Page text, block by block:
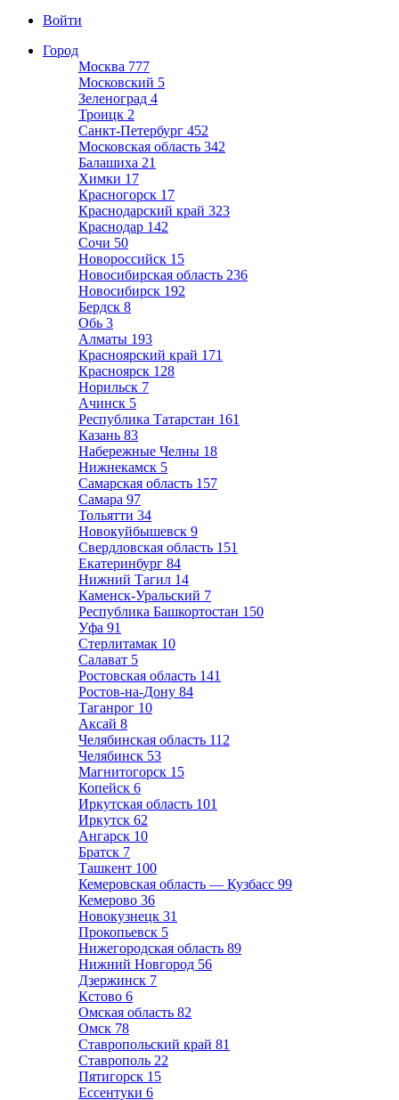
Войти
Город
Москва 777
Московский 5
Зеленоград 4
Троицк 2
Санкт-Петербург 452
Московская область 342
Балашиха 21
Химки 17
Красногорск 17
Краснодарский край 323
Краснодар 142
Сочи 50
Новороссийск 15
Новосибирская область 236
Новосибирск 192
Бердск 8
Обь 3
Алматы 193
Красноярский край 171
Красноярск 128
Норильск 7
Ачинск 5
Республика Татарстан 161
Казань 83
Набережные Челны 18
Нижнекамск 5
Самарская область 157
Самара 97
Тольятти 34
Новокуйбышевск 9
Свердловская область 151
Екатеринбург 84
Нижний Тагил 14
Каменск-Уральский 7
Республика Башкортостан 150
Уфа 91
Стерлитамак 10
Салават 5
Ростовская область 141
Ростов-на-Дону 84
Таганрог 10
Аксай 8
Челябинская область 112
Челябинск 53
Магнитогорск 15
Копейск 6
Иркутская область 101
Иркутск 62
Ангарск 10
Братск 7
Ташкент 100
Кемеровская область — Кузбасс 99
Кемерово 36
Новокузнецк 31
Прокопьевск 5
Нижегородская область 89
Нижний Новгород 56
Дзержинск 7
Кстово 6
Омская область 82
Омск 78
Ставропольский край 81
Ставрополь 22
Пятигорск 15
Ессентуки 6